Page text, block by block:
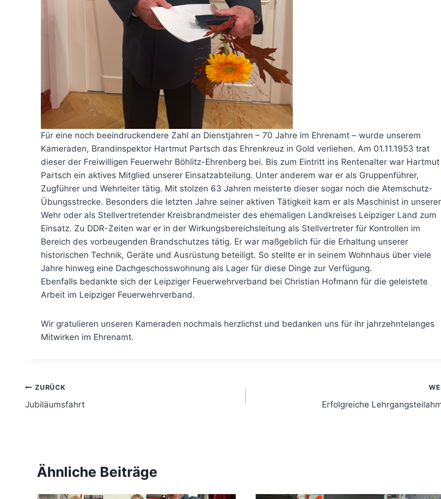
Für eine noch beeindruckendere Zahl an Dienstjahren – 70 Jahre im Ehrenamt – wurde unserem
Kameraden, Brandinspektor Hartmut Partsch das Ehrenkreuz in Gold verliehen. Am 01.11.1953 trat
dieser der Freiwilligen Feuerwehr Böhlitz-Ehrenberg bei. Bis zum Eintritt ins Rentenalter war Hartmut
Partsch ein aktives Mitglied unserer Einsatzabteilung. Unter anderem war er als Gruppenführer,
Zugführer und Wehrleiter tätig. Mit stolzen 63 Jahren meisterte dieser sogar noch die Atemschutz-
Übungsstrecke. Besonders die letzten Jahre seiner aktiven Tätigkeit kam er als Maschinist in unserer
Wehr oder als Stellvertretender Kreisbrandmeister des ehemaligen Landkreises Leipziger Land zum
Einsatz. Zu DDR-Zeiten war er in der Wirkungsbereichsleitung als Stellvertreter für Kontrollen im
Bereich des vorbeugenden Brandschutzes tätig. Er war maßgeblich für die Erhaltung unserer
historischen Technik, Geräte und Ausrüstung beteiligt. So stellte er in seinem Wohnhaus über viele
Jahre hinweg eine Dachgeschosswohnung als Lager für diese Dinge zur Verfügung.
Ebenfalls bedankte sich der Leipziger Feuerwehrverband bei Christian Hofmann für die geleistete
Arbeit im Leipziger Feuerwehrverband.
Wir gratulieren unseren Kameraden nochmals herzlichst und bedanken uns für ihr jahrzehntelanges
Mitwirken im Ehrenamt.
Beitragsnavigation
ZURÜCK
Jubiläumsfahrt Erfolgreiche
Ähnliche Beiträge